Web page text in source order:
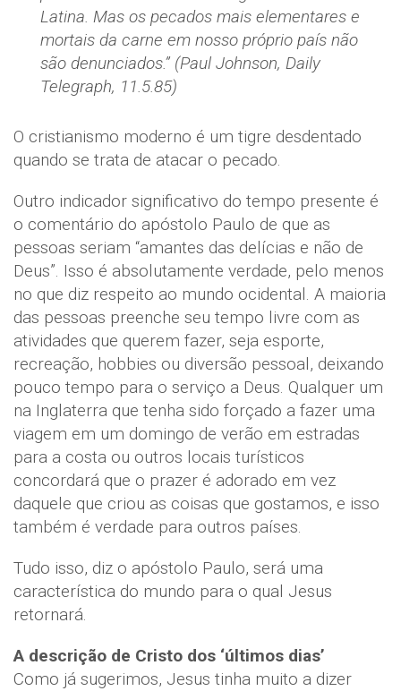
Latina. Mas os pecados mais elementares e
mortais da carne em nosso próprio país não
são denunciados.” (Paul Johnson, Daily
Telegraph, 11.5.85)
O cristianismo moderno é um tigre desdentado
quando se trata de atacar o pecado.
Outro indicador significativo do tempo presente é
o comentário do apóstolo Paulo de que as
pessoas seriam “amantes das delícias e não de
Deus”. Isso é absolutamente verdade, pelo menos
no que diz respeito ao mundo ocidental. A maioria
das pessoas preenche seu tempo livre com as
atividades que querem fazer, seja esporte,
recreação, hobbies ou diversão pessoal, deixando
pouco tempo para o serviço a Deus. Qualquer um
na Inglaterra que tenha sido forçado a fazer uma
viagem em um domingo de verão em estradas
para a costa ou outros locais turísticos
concordará que o prazer é adorado em vez
daquele que criou as coisas que gostamos, e isso
também é verdade para outros países.
Tudo isso, diz o apóstolo Paulo, será uma
característica do mundo para o qual Jesus
retornará.
A descrição de Cristo dos ‘últimos dias’
Como já sugerimos, Jesus tinha muito a dizer